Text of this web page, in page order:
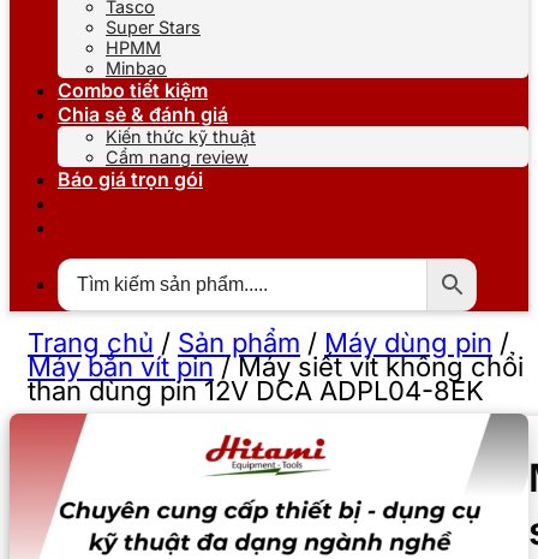
Tasco
Super Stars
HPMM
Minbao
Combo tiết kiệm
Chia sẻ & đánh giá
Kiến thức kỹ thuật
Cẩm nang review
Báo giá trọn gói
Trang chủ / Sản phẩm / Máy dùng pin /
Máy bắn vít pin/Máy siết vít không chổi
than dùng pin 12V DCA ADPL04-8EK